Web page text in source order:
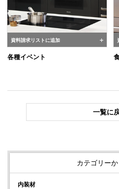
資料請求リストに追加
各種イベント
一覧に
カテゴリー
内装材